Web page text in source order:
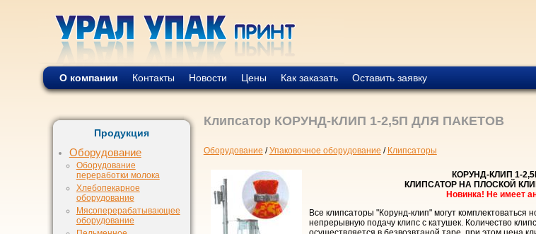
О компании Контакты Новости Цены Как заказать Оставить заявку
Продукция
Оборудование
Оборудование
переработки молока
Хлебопекарное
оборудование
Мясоперерабатывающее
оборудование
Клипсатор КОРУНД-КЛИП 1-2,5П ДЛЯ ПАКЕТОВ
Оборудование /Упаковочное оборудование / Клипсаторы
КОРУНД-КЛИП 1-
КЛИПСАТОР НА ПЛОСКОЙ
Новинка! Не имеет
Все клипсаторы "Корунд-клип" могут
непрерывную подачу клипс с катушек. Количество